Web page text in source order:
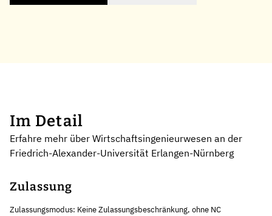
Im Detail
Erfahre mehr über Wirtschaftsingenieurwesen an der
Friedrich-Alexander-Universität Erlangen-Nürnberg
Zulassung
Zulassungsmodus: Keine Zulassungsbeschränkung, ohne NC